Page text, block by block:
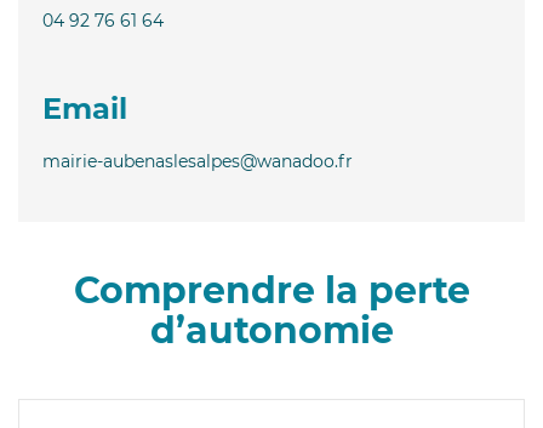
04 92 76 61 64
Email
mairie-aubenaslesalpes@wanadoo.fr
Comprendre la perte
d’autonomie